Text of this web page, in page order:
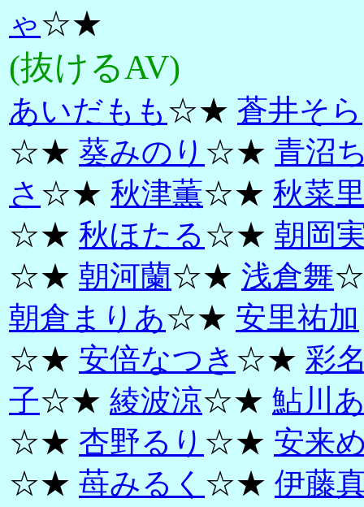
ゃ☆★
(抜けるAV)
あいだもも ☆★ 蒼井そら
☆★ 葵みのり ☆★ 青沼
さ ☆★ 秋津薫☆★ 秋菜
☆★ 秋ほたる☆★ 朝岡
☆★ 朝河蘭☆★ 浅倉舞
朝倉まりあ☆★ 安里祐加
☆★ 安倍なつき ☆★ 彩
子☆★ 綾波涼☆★ 鮎川
☆★ 杏野るり ☆★ 安来
☆★ 苺みるく ☆★ 伊藤